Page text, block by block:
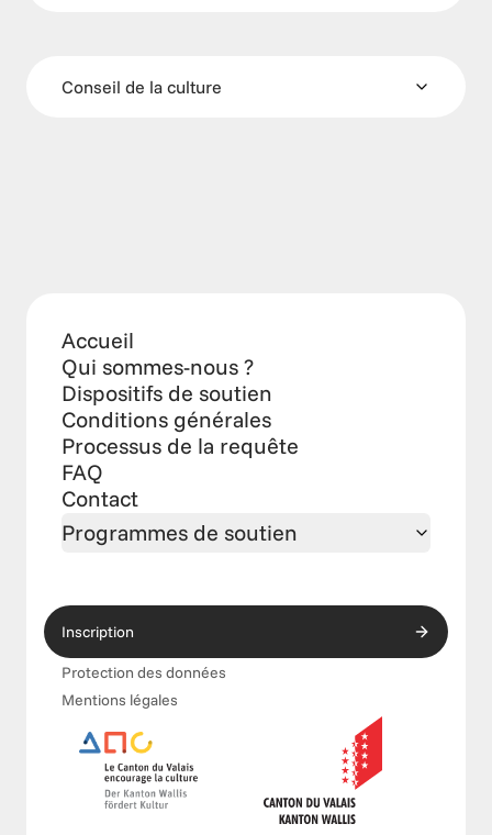
Conseil de la culture
Accueil
Qui sommes-nous ?
Dispositifs de soutien
Conditions générales
Processus de la requête
FAQ
Contact
Programmes de soutien
Inscription
Protection des données
Mentions légales